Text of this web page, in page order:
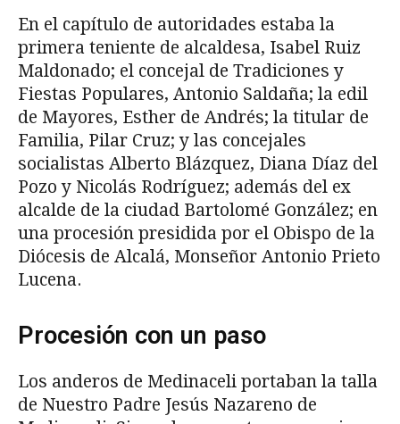
En el capítulo de autoridades estaba la
primera teniente de alcaldesa, Isabel Ruiz
Maldonado; el concejal de Tradiciones y
Fiestas Populares, Antonio Saldaña; la edil
de Mayores, Esther de Andrés; la titular de
Familia, Pilar Cruz; y las concejales
socialistas Alberto Blázquez, Diana Díaz del
Pozo y Nicolás Rodríguez; además del ex
alcalde de la ciudad Bartolomé González; en
una procesión presidida por el Obispo de la
Diócesis de Alcalá, Monseñor Antonio Prieto
Lucena.
Procesión con un paso
Los anderos de Medinaceli portaban la talla
de Nuestro Padre Jesús Nazareno de